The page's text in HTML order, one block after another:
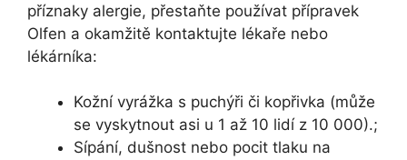
příznaky alergie, přestaňte používat přípravek
Olfen a okamžitě kontaktujte lékaře nebo
lékárníka:
Kožní vyrážka s puchýři či kopřivka (může
se vyskytnout asi u 1 až 10 lidí z 10 000).;
Sípání, dušnost nebo pocit tlaku na